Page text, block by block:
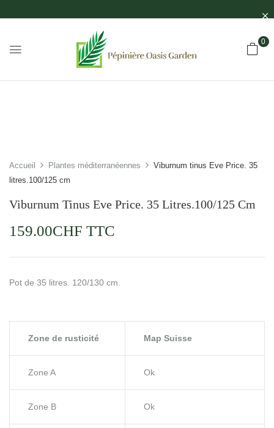
0
Accueil Plantes méditerranéennes
Viburnum tinus Eve Price. 35
litres.100/125 cm
Viburnum Tinus Eve Price. 35 Litres.100/125 Cm
159.00CHF TTC
Pot de 35 litres. 120/130 cm.
Zone de rusticité Map Suisse
Zone A Ok
Zone B Ok